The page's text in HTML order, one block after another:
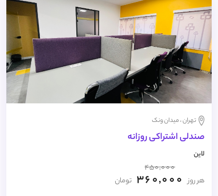
تهران ، میدان ونک
صندلی اشتراکی روزانه
لاین
هر روز
450,000
360,000 تومان